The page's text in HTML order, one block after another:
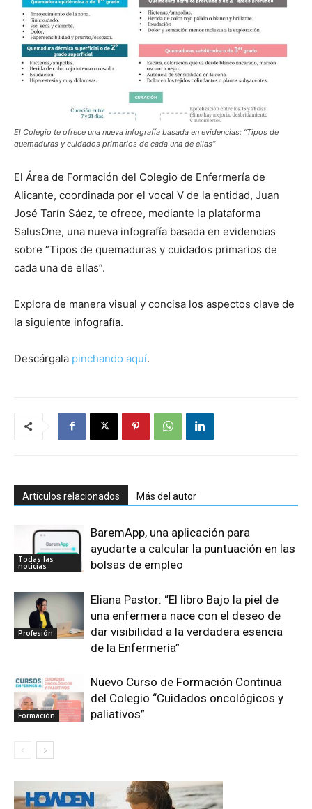
El Colegio te ofrece una nueva infografía basada en evidencias: “Tipos de
quemaduras y cuidados primarios de cada una de ellas”
El Área de Formación del Colegio de Enfermería de
Alicante, coordinada por el vocal V de la entidad, Juan
José Tarín Sáez, te ofrece, mediante la plataforma
SalusOne, una nueva infografía basada en evidencias
sobre “Tipos de quemaduras y cuidados primarios de
cada una de ellas”.
Explora de manera visual y concisa los aspectos clave de
la siguiente infografía.
Descárgala pinchando aquí.
Artículos relacionados Más del autor
Todas las
noticias
BaremApp, una aplicación para
ayudarte a calcular la puntuación en las
bolsas de empleo
Profesión
Eliana Pastor: “El libro Bajo la piel de
una enfermera nace con el deseo de
dar visibilidad a la verdadera esencia
de la Enfermería”
Formación
Nuevo Curso de Formación Continua
del Colegio “Cuidados oncológicos y
paliativos”